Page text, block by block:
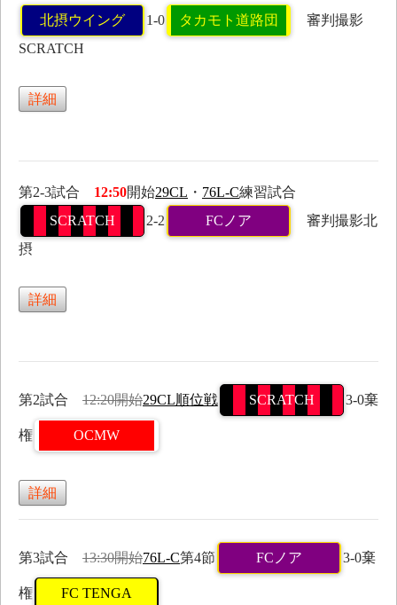
北摂ウイング
1-0 タカモト道路団
審判撮影
SCRATCH
詳細
第2-3試合 12:50開始29CL ・ 76L-C練習試合
SCRATCH
2-2 FCノア
審判撮影北
摂
詳細
第2試合 12:20開始29CL順位戦 SCRATCH 3-0棄
権 OCMW
詳細
第3試合 13:30開始76L-C第4節 FCノア 3-0棄
権 FC TENGA